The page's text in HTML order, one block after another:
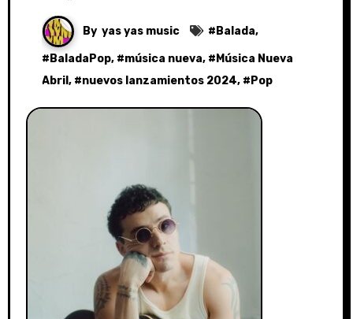
By yas yas music # Balada,
# BaladaPop, #música nueva, # Música Nueva
Abril , #nuevos lanzamientos 2024, # Pop